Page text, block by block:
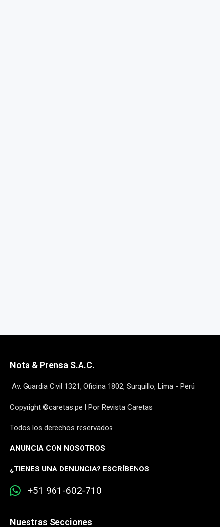
Nota & Prensa S.A.C.
Av. Guardia Civil 1321, Oficina 1802, Surquillo, Lima - Perú
Copyright ©caretas.pe | Por Revista Caretas
Todos los derechos reservados
ANUNCIA CON NOSOTROS
¿TIENES UNA DENUNCIA? ESCRÍBENOS
+51 961-602-710
Nuestras Secciones